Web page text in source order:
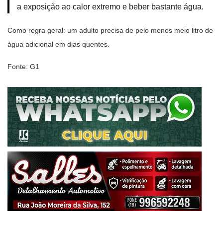
a exposição ao calor extremo e beber bastante água.
Como regra geral: um adulto precisa de pelo menos meio litro de
água adicional em dias quentes.
Fonte: G1